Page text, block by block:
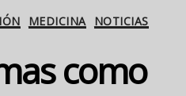
Categorías
MEDICINA NOTICIAS
como